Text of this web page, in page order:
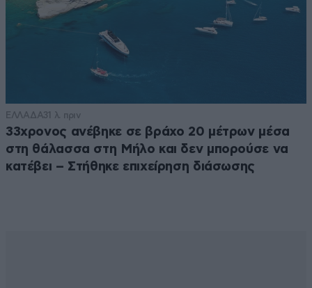
ΕΛΛΑΔΑ31 λ. πριν
33χρονος ανέβηκε σε βράχο 20 μέτρων μέσα
στη θάλασσα στη Μήλο και δεν μπορούσε να
κατέβει – Στήθηκε επιχείρηση διάσωσης